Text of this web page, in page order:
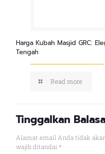
Harga Kubah Masjid GRC:
Tengah
Read more
Tinggalkan
Alamat email Anda tidak
wajib ditandai *